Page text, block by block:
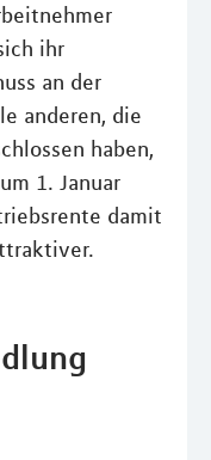
ihr
an der
anderen, die
haben,
1. Januar
damit